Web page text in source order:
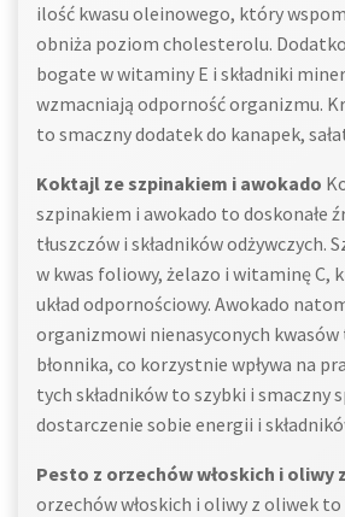
ilość kwasu oleinowego, który
obniża poziom cholesterolu.
bogate w witaminy E i składniki
wzmacniają odporność organizmu.
to smaczny dodatek do kanapek,
Koktajl ze szpinakiem i awokado
szpinakiem i awokado to doskonałe
tłuszczów i składników odżywczych.
w kwas foliowy, żelazo i witaminę C,
układ odpornościowy. Awokado
organizmowi nienasyconych kwasów
błonnika, co korzystnie wpływa na
tych składników to szybki i smaczny
dostarczenie sobie energii i
Pesto z orzechów włoskich i oliwy
orzechów włoskich i oliwy z oliwek